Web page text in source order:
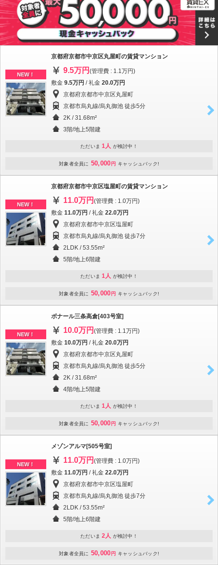
NEW！
京都府京都市中京区丸屋町の賃貸マンション
9.5万円 (管理費 : 1.1万円)
敷金 9.5万円 / 礼金 20.0万円
京都府京都市中京区丸屋町
京都市烏丸線/烏丸御池 徒歩5分
2K / 31.68m²
3階/地上5階建
ただいま 1人 が検討中！
対象者全員に 50,000 円 キャッシュバック!
NEW！
京都府京都市中京区塩屋町の賃貸マンション
11.0万円 (管理費 : 1.0万円)
敷金 11.0万円 / 礼金 22.0万円
京都府京都市中京区塩屋町
京都市烏丸線/烏丸御池 徒歩7分
2LDK / 53.55m²
5階/地上6階建
ただいま 1人 が検討中！
対象者全員に 50,000 円 キャッシュバック!
NEW！
ボナール三条高倉[403号室]
10.0万円 (管理費 : 1.1万円)
敷金 10.0万円 / 礼金 20.0万円
京都府京都市中京区丸屋町
京都市烏丸線/烏丸御池 徒歩5分
2K / 31.68m²
4階/地上5階建
ただいま 1人 が検討中！
対象者全員に 50,000 円 キャッシュバック!
NEW！
メゾンアルマ[505号室]
11.0万円 (管理費 : 1.0万円)
敷金 11.0万円 / 礼金 22.0万円
京都府京都市中京区塩屋町
京都市烏丸線/烏丸御池 徒歩7分
2LDK / 53.55m²
5階/地上6階建
ただいま 2人 が検討中！
対象者全員に 50,000 円 キャッシュバック!